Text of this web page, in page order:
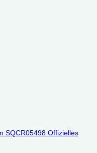
SQCR05498 Offizielles